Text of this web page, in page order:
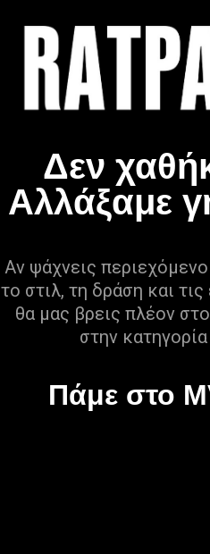
Δεν
Αλλάξαμε
Αν ψάχνεις περιεχόμενο
το στιλ, τη δράση και
θα μας βρεις πλέον στο
στην
Πάμε στο